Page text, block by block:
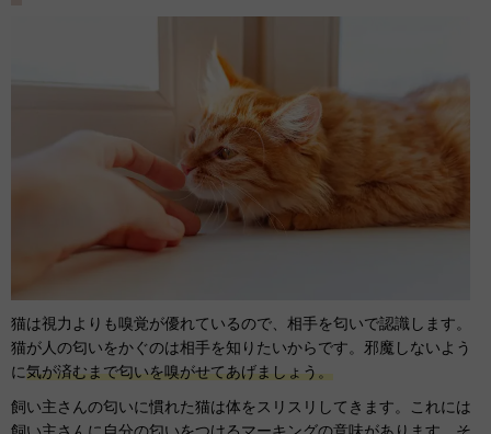
猫は視力よりも嗅覚が優れているので、相手を匂いで認識します。
猫が人の匂いをかぐのは相手を知りたいからです。邪魔しないよう
に気が済むまで匂いを嗅がせてあげましょう。
飼い主さんの匂いに慣れた猫は体をスリスリしてきます。これには
飼い主さんに自分の匂いをつけるマーキングの意味があります。そ